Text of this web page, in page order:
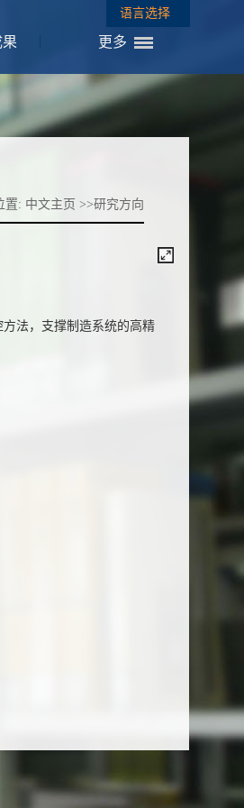
语言选择
更多
置: 中文主页 >>研究方向
法，支撑制造系统的高精